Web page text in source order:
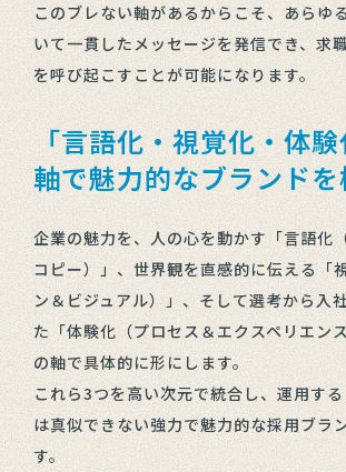
このブレない軸があるからこそ、あらゆ
いて一貫したメッセージを発信でき、求
を呼び起こすことが可能になります。
「言語化・視覚化・体
軸で魅力的なブランド
企業の魅力を、人の心を動かす「言語化
コピー）」、世界観を直感的に伝える「
ン＆ビジュアル）」、そして選考から入
た「体験化（プロセス＆エクスペリエン
の軸で具体的に形にします。
これら3つを高い次元で統合し、運用す
は真似できない強力で魅力的な採用ブラ
す。